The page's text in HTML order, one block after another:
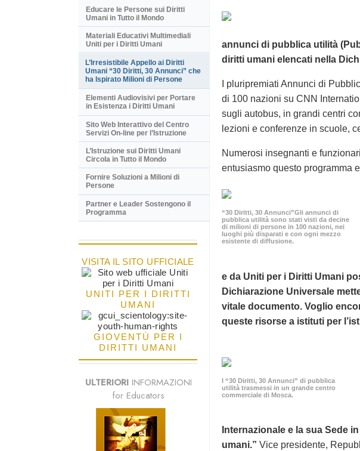
annunci di pubblica utilità
diritti umani elencati nella
I pluripremiati Annunci di
di 100 nazioni su CNN
sugli autobus, in grandi centri
lezioni e conferenze in scuole,
Numerosi insegnanti e
entusiasmo questo programma
“30 Diritti, 30 Annunci”Gli annunci di
pubblica utilità sono stati visti da decine
di milioni di persone in 100 nazioni, nei
luoghi più disparati e con ogni mezzo
esistente di diffusione.
e da Uniti per i Diritti Umani
Dichiarazione Universale
vitale documento. Voglio
queste risorse a istituti per
I “30 Diritti, 30 Annunci” di pubblica
utilità trasmessi in un grande centro
commerciale di Mosca.
Internazionale e la sua Sede
umani.” Vice presidente,
Educare le Persone sui Diritti
Umani in Tutto il Mondo
Materiali Educativi Multimediali
Uniti per i Diritti Umani
L’Irresistibile Appello ai Diritti
Umani “30 Diritti, 30 Annunci” che
ha Ispirato Milioni di Persone
Elementi Audiovisivi per Portare
in Esistenza i Diritti Umani
Sito Web Interattivo del Centro
Servizi On-line per l’Istruzione
L’Istruzione sui Diritti Umani
Circola in Tutto il Mondo
Fornire Soluzioni a Milioni di
Persone
Partner e Leader Sostengono il
Programma
VISITA IL SITO UFFICIALE
UNITI PER I DIRITTI
UMANI
GIOVENTÙ PER I
DIRITTI UMANI
ULTERIORIINFORMAZIONI
for Educators